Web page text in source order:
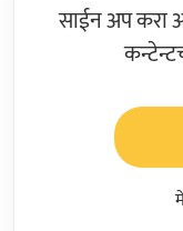
साईन अप करा